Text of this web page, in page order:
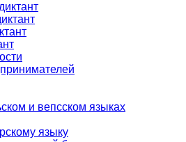
и вепсском языках
языку